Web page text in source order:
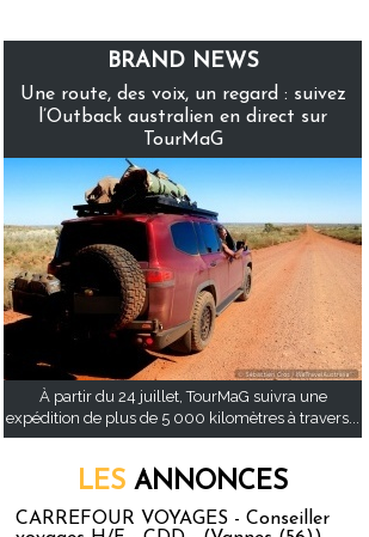
BRAND NEWS
Une route, des voix, un regard : suivez
l’Outback australien en direct sur
TourMaG
À partir du 24 juillet, TourMaG suivra une
expédition de plus de 5 000 kilomètres à travers...
LES ANNONCES
CARREFOUR VOYAGES - Conseiller